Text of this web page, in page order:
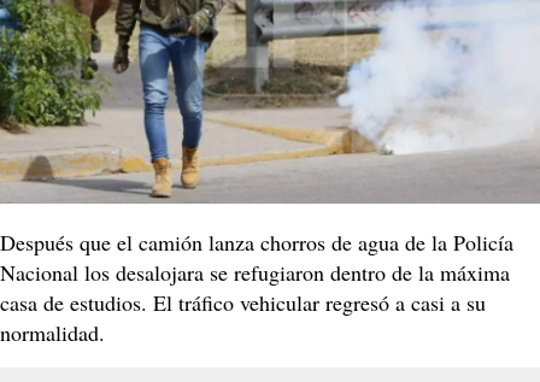
Después que el camión lanza chorros de agua de la Policía
Nacional los desalojara se refugiaron dentro de la máxima
casa de estudios.​ El tráfico vehicular regresó a casi a su
normalidad.